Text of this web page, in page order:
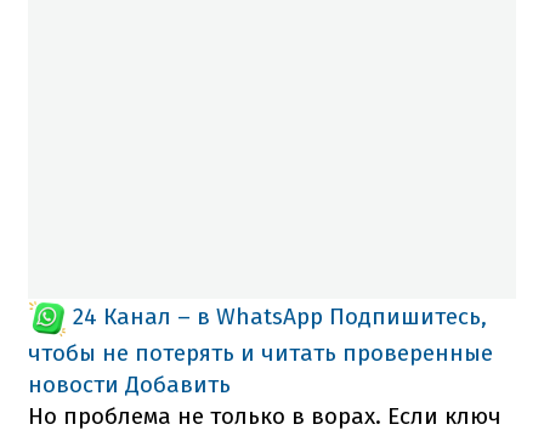
24 Канал – в WhatsApp Подпишитесь,
чтобы не потерять и читать проверенные
новости Добавить
Но проблема не только в ворах. Если ключ